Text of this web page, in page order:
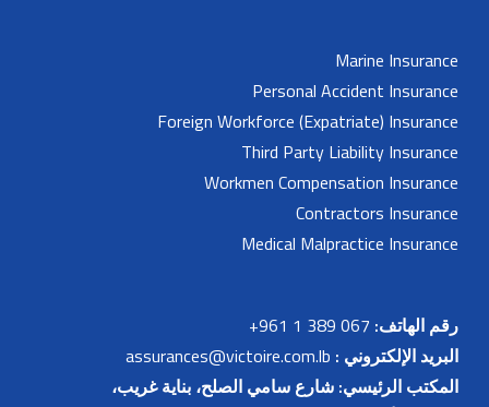
Marine Insurance
Personal Accident Insurance
Foreign Workforce (Expatriate) Insurance
Third Party Liability Insurance
Workmen Compensation Insurance
Contractors Insurance
Medical Malpractice Insurance
رقم الهاتف: 067 389 1 961+
البريد الإلكتروني : assurances@victoire.com.lb
المكتب الرئيسي: شارع سامي الصلح، بناية غريب،